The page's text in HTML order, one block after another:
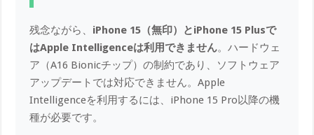
残念ながら、 iPhone 15（無印）とiPhone 15 Plusで
はApple Intelligenceは利用できません。ハードウェ
ア（A16 Bionicチップ）の制約であり、ソフトウェア
アップデートでは対応できません。Apple
Intelligenceを利用するには、iPhone 15 Pro以降の機
種が必要です。